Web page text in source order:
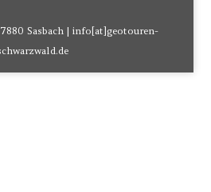
Sasbach | info[at]geotouren-